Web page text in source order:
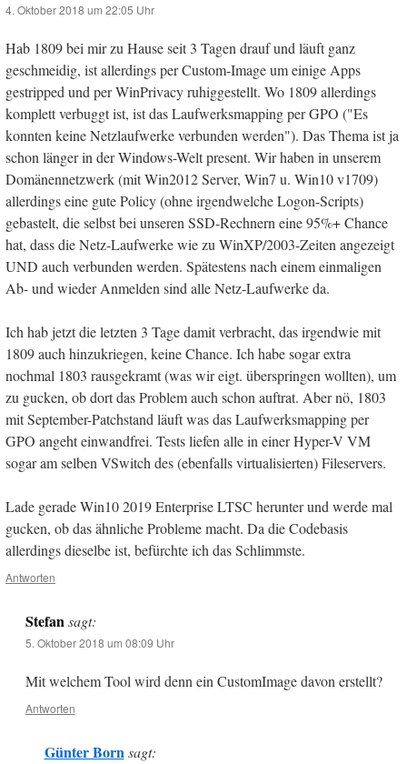
4. Oktober 2018 um 22:05 Uhr
Hab 1809 bei mir zu Hause seit 3 Tagen drauf und läuft ganz
geschmeidig, ist allerdings per Custom-Image um einige Apps
gestripped und per WinPrivacy ruhiggestellt. Wo 1809 allerdings
komplett verbuggt ist, ist das Laufwerksmapping per GPO ("Es
konnten keine Netzlaufwerke verbunden werden"). Das Thema ist ja
schon länger in der Windows-Welt present. Wir haben in unserem
Domänennetzwerk (mit Win2012 Server, Win7 u. Win10 v1709)
allerdings eine gute Policy (ohne irgendwelche Logon-Scripts)
gebastelt, die selbst bei unseren SSD-Rechnern eine 95%+ Chance
hat, dass die Netz-Laufwerke wie zu WinXP/2003-Zeiten angezeigt
UND auch verbunden werden. Spätestens nach einem einmaligen
Ab- und wieder Anmelden sind alle Netz-Laufwerke da.
Ich hab jetzt die letzten 3 Tage damit verbracht, das irgendwie mit
1809 auch hinzukriegen, keine Chance. Ich habe sogar extra
nochmal 1803 rausgekramt (was wir eigt. überspringen wollten), um
zu gucken, ob dort das Problem auch schon auftrat. Aber nö, 1803
mit September-Patchstand läuft was das Laufwerksmapping per
GPO angeht einwandfrei. Tests liefen alle in einer Hyper-V VM
sogar am selben VSwitch des (ebenfalls virtualisierten) Fileservers.
Lade gerade Win10 2019 Enterprise LTSC herunter und werde mal
gucken, ob das ähnliche Probleme macht. Da die Codebasis
allerdings dieselbe ist, befürchte ich das Schlimmste.
Antworten
Stefan sagt:
5. Oktober 2018 um 08:09 Uhr
Mit welchem Tool wird denn ein CustomImage davon erstellt?
Antworten
Günter Born sagt: